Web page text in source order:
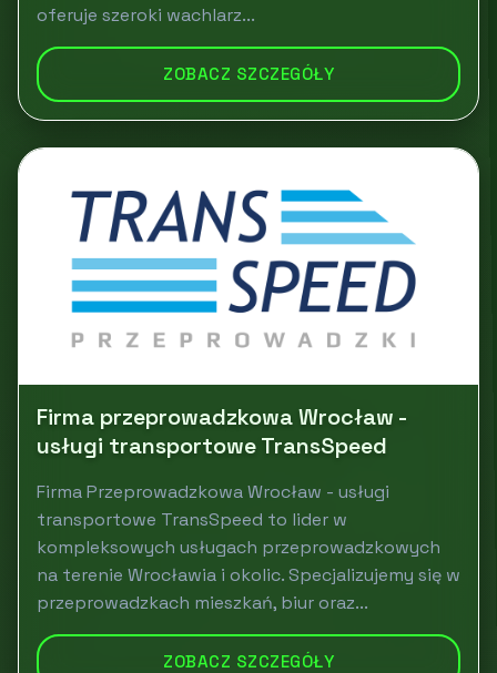
oferuje szeroki wachlarz...
ZOBACZ SZCZEGÓŁY
Firma przeprowadzkowa Wrocław -
usługi transportowe TransSpeed
Firma Przeprowadzkowa Wrocław - usługi
transportowe TransSpeed to lider w
kompleksowych usługach przeprowadzkowych
na terenie Wrocławia i okolic. Specjalizujemy się w
przeprowadzkach mieszkań, biur oraz...
ZOBACZ SZCZEGÓŁY